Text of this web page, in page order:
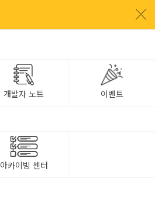
개발자 노트 이벤트
아카이빙 센터